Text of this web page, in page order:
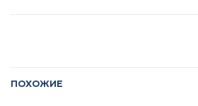
ПОХОЖИЕ